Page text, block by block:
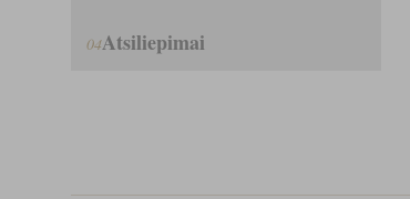
04Atsiliepimai